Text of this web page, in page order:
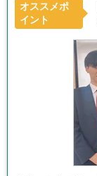
オススメポ
イント